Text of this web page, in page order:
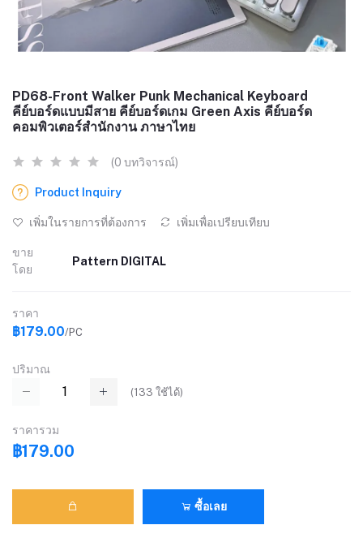
PD68-Front Walker Punk Mechanical Keyboard
คีย์บอร์ดแบบมีสาย คีย์บอร์ดเกม Green Axis คีย์บอร์ด
คอมพิวเตอร์สำนักงาน ภาษาไทย
(0 บทวิจารณ์)
Product Inquiry
เพิ่มในรายการที่ต้องการ เพิ่มเพื่อเปรียบเทียบ
ขาย
โดย
Pattern DIGITAL
ราคา
฿179.00/PC
ปริมาณ
(133 ใช้ได้)
ราคารวม
฿179.00
ซื้อเลย